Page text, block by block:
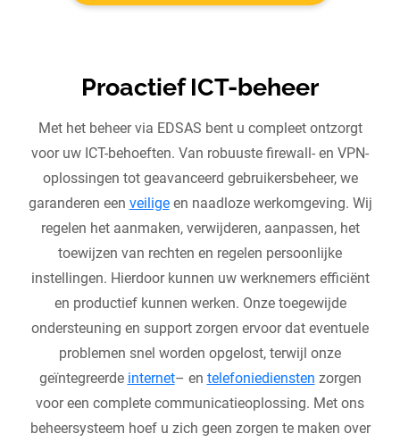
Proactief ICT-beheer
Met het beheer via EDSAS bent u compleet ontzorgt
voor uw ICT-behoeften. Van robuuste firewall- en VPN-
oplossingen tot geavanceerd gebruikersbeheer, we
garanderen een veiligeen naadloze werkomgeving. Wij
regelen het aanmaken, verwijderen, aanpassen, het
toewijzen van rechten en regelen persoonlijke
instellingen. Hierdoor kunnen uw werknemers efficiënt
en productief kunnen werken. Onze toegewijde
ondersteuning en support zorgen ervoor dat eventuele
problemen snel worden opgelost, terwijl onze
geïntegreerde internet– en telefoniediensten zorgen
voor een complete communicatieoplossing. Met ons
beheersysteem hoef u zich geen zorgen te maken over